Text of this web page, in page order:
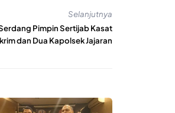
Selanjutnya
Pimpin Sertijab Kasat
dan Dua Kapolsek Jajaran